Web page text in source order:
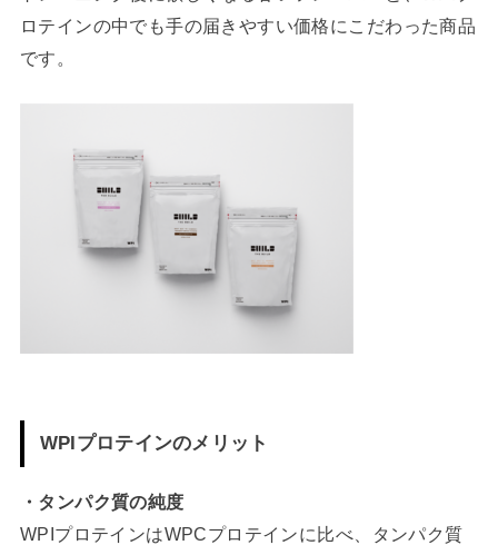
ロテインの中でも手の届きやすい価格にこだわった商品
です。
WPIプロテインのメリット
・タンパク質の純度
WPIプロテインはWPCプロテインに比べ、タンパク質